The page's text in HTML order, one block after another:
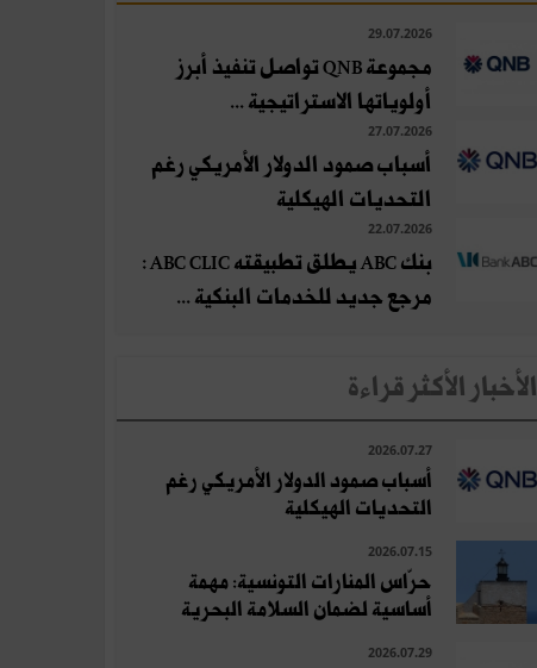
29.07.2026
مجموعة QNB تواصل تنفيذ أبرز
أولوياتها الاستراتيجية ...
27.07.2026
أسباب صمود الدولار الأمريكي رغم
التحديات الهيكلية
22.07.2026
بنك ABC يطلق تطبيقته ABC CLIC :
مرجع جديد للخدمات البنكية ...
الأخبار الأكثر قراءة
2026.07.27
أسباب صمود الدولار الأمريكي رغم
التحديات الهيكلية
2026.07.15
حرّاس المنارات التونسية: مهمة
أساسية لضمان السلامة البحرية
2026.07.29